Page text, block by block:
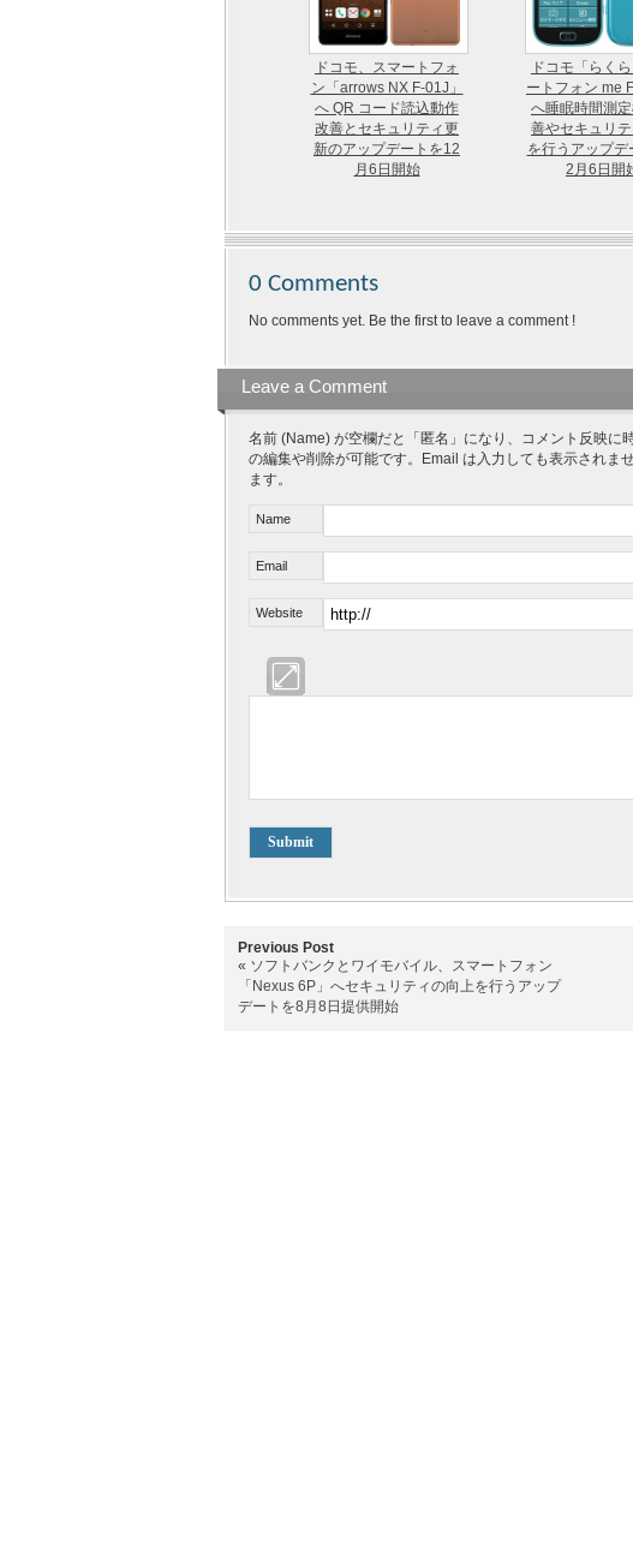
ドコモ、スマートフォ
ン「arrows NX F-01J」
へ QR コード読込動作
改善とセキュリティ更
新のアップデートを12
月6日開始
ドコモ「らく
ートフォン me
へ睡眠時間測
善やセキュリ
を行うアップデ
2月6日開
0 Comments
No comments yet. Be the first to leave a comment !
Leave a Comment
名前 (Name) が空欄だと「匿名」になり、コメント反映に
の編集や削除が可能です。Email は入力しても表示されま
ます。
Name
Email
Website
Previous Post
« ソフトバンクとワイモバイル、スマートフォン
「Nexus 6P」へセキュリティの向上を行うアップ
デートを8月8日提供開始